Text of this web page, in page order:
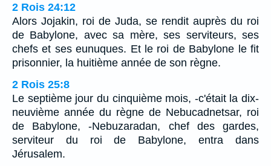
2 Rois 24:12
Alors Jojakin, roi de Juda, se rendit auprès du roi
de Babylone, avec sa mère, ses serviteurs, ses
chefs et ses eunuques. Et le roi de Babylone le fit
prisonnier, la huitième année de son règne.
2 Rois 25:8
Le septième jour du cinquième mois, -c'était la dix-
neuvième année du règne de Nebucadnetsar, roi
de Babylone, -Nebuzaradan, chef des gardes,
serviteur du roi de Babylone, entra dans
Jérusalem.